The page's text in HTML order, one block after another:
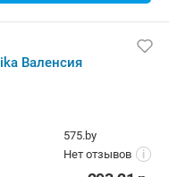
Валенсия
575.by
Нет отзывов
i